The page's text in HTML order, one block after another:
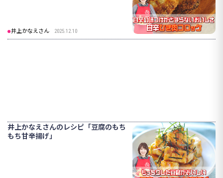
井上かなえさん 2025.12.10
井上かなえさんのレシピ「豆腐のもち
もち甘辛揚げ」